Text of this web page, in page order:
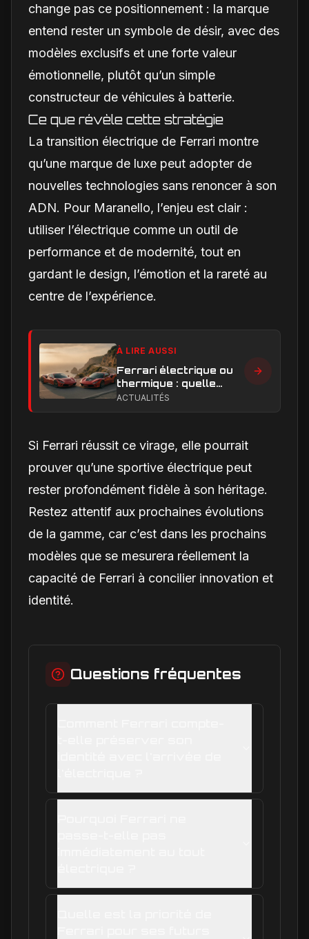
change pas ce positionnement : la marque
entend rester un symbole de désir, avec des
modèles exclusifs et une forte valeur
émotionnelle, plutôt qu’un simple
constructeur de véhicules à batterie.
Ce que révèle cette stratégie
La transition électrique de Ferrari montre
qu’une marque de luxe peut adopter de
nouvelles technologies sans renoncer à son
ADN. Pour Maranello, l’enjeu est clair :
utiliser l’électrique comme un outil de
performance et de modernité, tout en
gardant le design, l’émotion et la rareté au
centre de l’expérience.
À LIRE AUSSI
Ferrari électrique ou
thermique : quelle
performance et quelle
ACTUALITÉS
Si Ferrari réussit ce virage, elle pourrait
prouver qu’une sportive électrique peut
rester profondément fidèle à son héritage.
Restez attentif aux prochaines évolutions
de la gamme, car c’est dans les prochains
modèles que se mesurera réellement la
capacité de Ferrari à concilier innovation et
identité.
Questions fréquentes